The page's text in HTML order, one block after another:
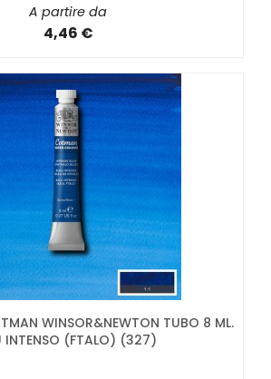
A partire da
4,46 €
WINSOR&NEWTON TUBO 8 ML.
INTENSO (FTALO) (327)